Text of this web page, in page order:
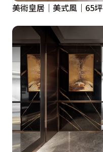
美術皇居｜美式風｜65坪